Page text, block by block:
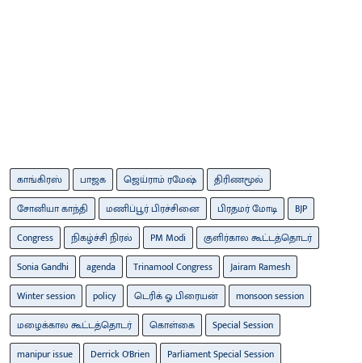
காங்கிரஸ் பாஜக ஜெய்ராம் ரமேஷ்
திரிணமூல்
சோனியா காந்தி
மணிப்பூர் பிரச்சினை பிரதமர் மோடி
BJP
Congress
நிகழ்ச்சி நிரல் PM Modi
குளிர்கால கூட்டத்தொடர்
Sonia Gandhi
agenda Trinamool Congress
Jairam Ramesh
Winter session
policy டெரிக் ஓ பிரையன்
monsoon session
மழைக்கால கூட்டத்தொடர்
கொள்கை
Special Session
manipur issue
Derrick O'Brien
Parliament Special Session